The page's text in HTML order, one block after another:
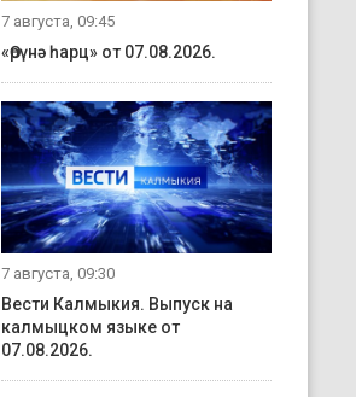
7 августа, 09:45
«Өрүнә һарц» от 07.08.2026.
7 августа, 09:30
Вести Калмыкия. Выпуск на
калмыцком языке от
07.08.2026.